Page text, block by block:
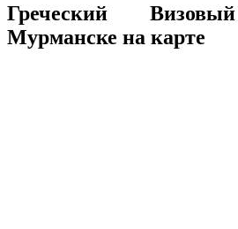
Греческий
Мурманске на карте